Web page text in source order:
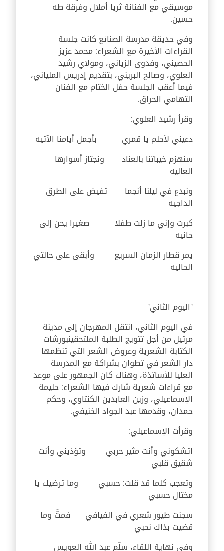
موسيقي مع الفنانة ثريا أملال وفرقة طه
حسين.
وفي حديقة مدرسة الصنائع كانت جلسة
القراءات الأخيرة مع الشعراء: محمد عزيز
الحصيني، وفدوى الزياني، ومولاي رشيد
العلوي، وصالح البريني، بتقديم إدريس الملياني،
فيما أعقب الجلسة حفل الختام مع الفنان
التهامي الحراق.
وقرأ رشيد العلوي:
دعيني لأحلم يا قمري بأجمل أيامنا الآتيه
سنهزم خيباتنا بالعناد
ونجتاز أسوارها
العاليه
ونبدع في ليلنا أنجما
تفيض على الطرق
الداجيه
كبرت وإني ما زلت طفلا
صغيرا يحن إلى
حانيه
يمر قطار الزمان السريع
وأبقى على حالتي
الحاليه
"اليوم الثاني"
في اليوم الثاني، انتقل المهرجان إلى مدينة
مرتيل من أجل تتويج الطلبة الملتحقينبورشات
الكتابة الشعرية وعروض الشعر التي تنظمها
دار الشعر في تطوان بشراكة مع المدرسة
العليا للأساتذة، وهناك كان الجمهور على موعد
مع قراءات شعرية شارك فيها الشعراء: حليمة
الإسماعيلي، وزين العابدين الكنتاوي، وحكم
حمدان، وقدمها عبد الجواد الخنيفي.
وقرأت الإسماعيلي:
اتشكوني وأنت مثير حربي وتؤذيني وأنت
شقيق قلبي
وتعجب كلما قد قلت: حسبي وما ترضيك يا
مختال حسبي
سجنت طيور شعري في الفيافي فمتُّ وما
قضيت بذاك نحبي
وفي نهاية اللقاء، سلّم عبد الله العويس